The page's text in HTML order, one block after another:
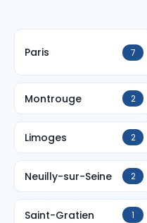
Paris 7
Montrouge 2
Limoges 2
Neuilly-sur-Seine 2
Saint-Gratien 1